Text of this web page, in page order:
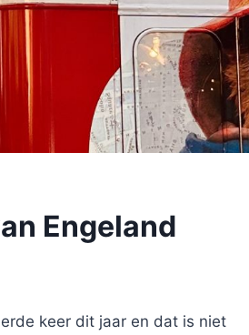
Engeland
keer dit jaar en dat is niet